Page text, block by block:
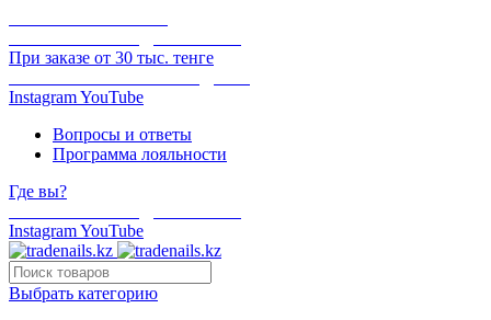
При заказе от 30 тыс. тенге
InstagramYouTube
Вопросы и ответы
Программа лояльности
Где вы?
InstagramYouTube
Выбрать категорию